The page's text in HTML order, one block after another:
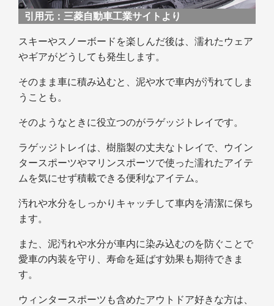
引用元： 三菱自動車工業サイトより
スキーやスノーボードを楽しんだ後は、濡れたウェア
やギアがどうしても発生します。
そのまま車に積み込むと、泥や水で車内が汚れてしま
うことも。
そのようなときに役立つのがラゲッジトレイです。
ラゲッジトレイは、樹脂製の丈夫なトレイで、ウイン
タースポーツやマリンスポーツで使った濡れたアイテ
ムを気にせず積載できる便利なアイテム。
汚れや水分をしっかりキャッチして車内を清潔に保ち
ます。
また、泥汚れや水分が車内に染み込むのを防ぐことで
愛車の内装を守り、寿命を延ばす効果も期待できま
す。
ウィンタースポーツも含めたアウトドア好きな方は、